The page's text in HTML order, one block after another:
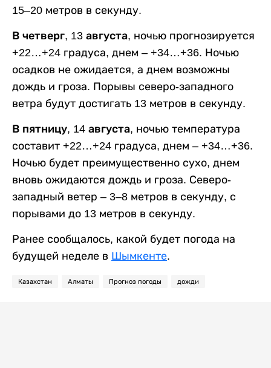
15–20 метров в секунду.
В четверг, 13 августа, ночью прогнозируется
+22…+24 градуса, днем – +34…+36. Ночью
осадков не ожидается, а днем возможны
дождь и гроза. Порывы северо-западного
ветра будут достигать 13 метров в секунду.
В пятницу, 14 августа, ночью температура
составит +22…+24 градуса, днем – +34…+36.
Ночью будет преимущественно сухо, днем
вновь ожидаются дождь и гроза. Северо-
западный ветер – 3–8 метров в секунду, с
порывами до 13 метров в секунду.
Ранее сообщалось, какой будет погода на
будущей неделе в Шымкенте.
Казахстан Алматы Прогноз погоды дожди